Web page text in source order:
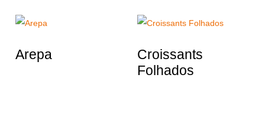
Arepa
Croissants
Folhados